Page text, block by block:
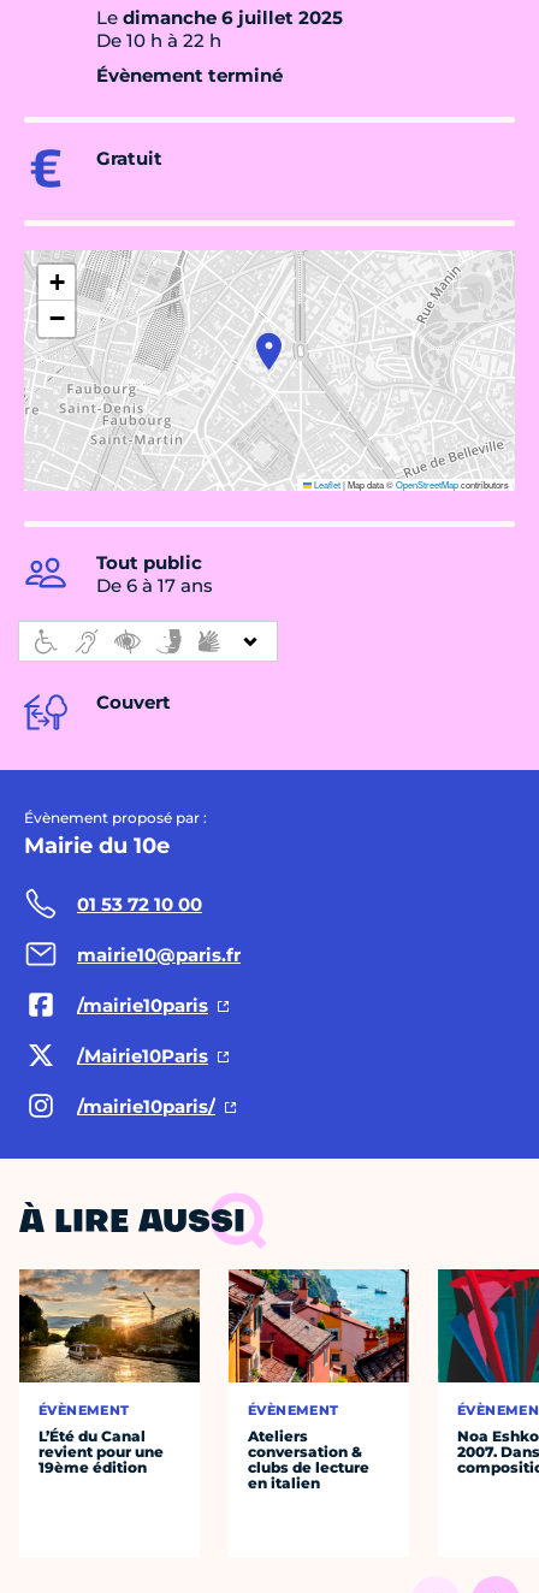
Le dimanche 6 juillet 2025
De 10 h à 22 h
Évènement terminé
Gratuit
+
−
Leaflet|Map data ©OpenStreetMapcontributors
Tout public
De 6 à 17 ans
Couvert
Évènement proposé par :
Mairie du 10e
01 53 72 10 00
mairie10@paris.fr
/mairie10paris
/Mairie10Paris
/mairie10paris/
À LIRE AUSSI
ÉVÈNEMENT
L’Été du Canal
revient pour une
19ème édition
ÉVÈNEMENT
Ateliers
conversation &
clubs de lecture
en italien
Noa
2007.